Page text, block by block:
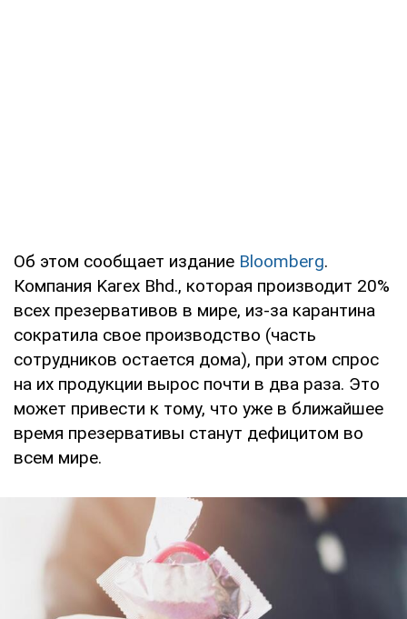
Об этом сообщает издание Вloomberg.
Компания Karex Bhd., которая производит 20%
всех презервативов в мире, из-за карантина
сократила свое производство (часть
сотрудников остается дома), при этом спрос
на их продукции вырос почти в два раза. Это
может привести к тому, что уже в ближайшее
время презервативы станут дефицитом во
всем мире.